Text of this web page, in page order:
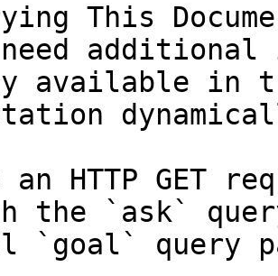
This
available in
an HTTP GET
the `ask`
`goal` query